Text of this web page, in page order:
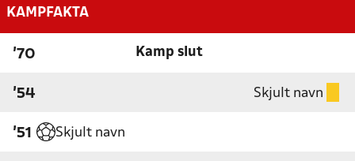
KAMPFAKTA
'70 Kamp slut
'54 Skjult navn
'51 Skjult navn